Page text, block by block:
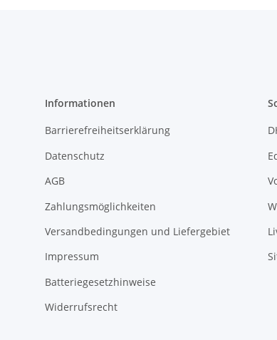
Informationen
Barrierefreiheitserklärung
Datenschutz
AGB
Zahlungsmöglichkeiten
Versandbedingungen und Liefergebiet
Impressum
Batteriegesetzhinweise
Widerrufsrecht